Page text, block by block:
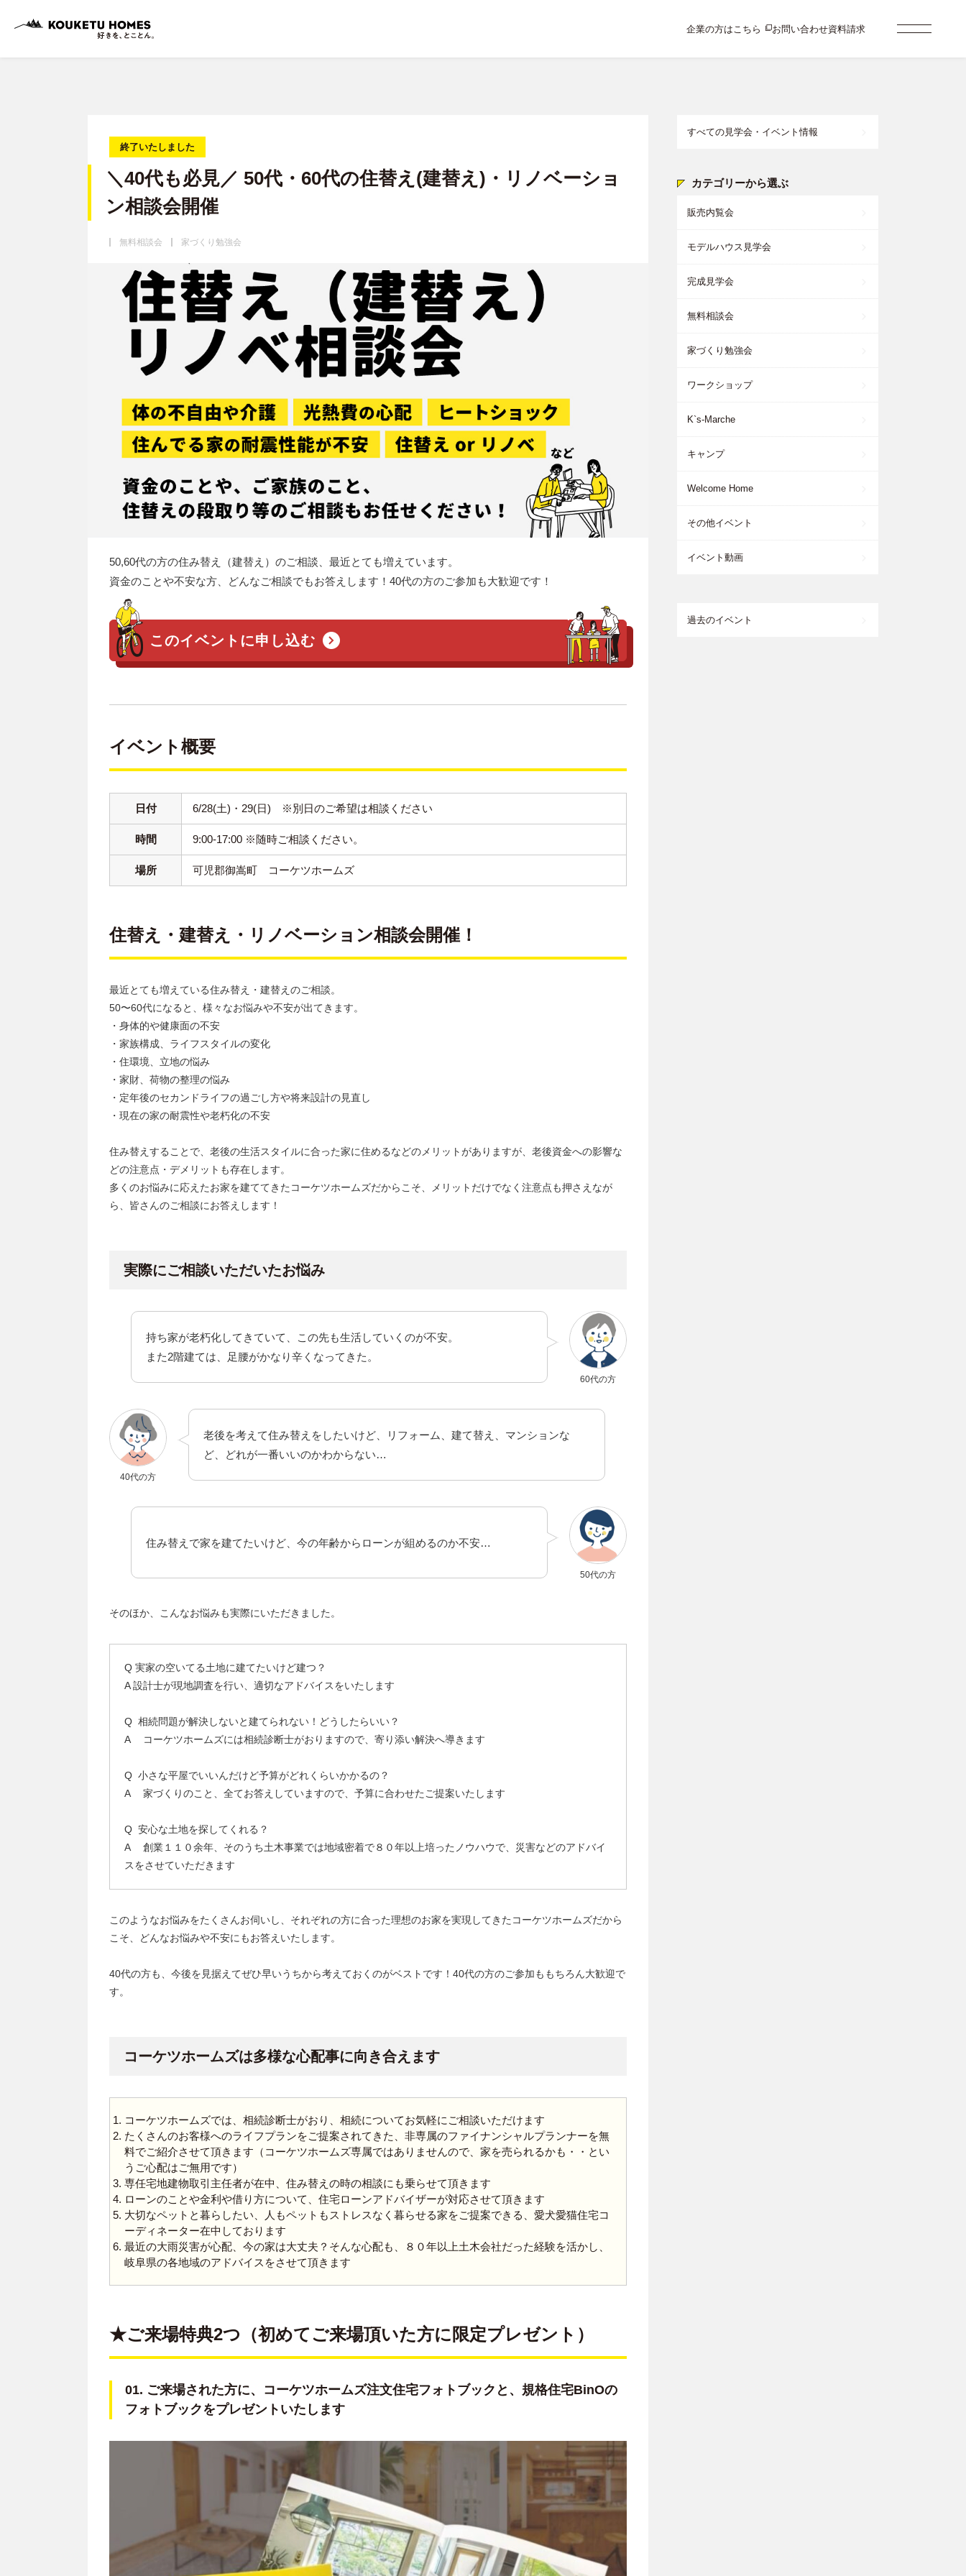
企業の方はこちら お問い合わせ資料請求
終了いたしました
＼40代も必見／ 50代・60代の住替え(建替え)・リノベーショ
ン相談会開催
無料相談会 家づくり勉強会
50,60代の方の住み替え（建替え）のご相談、最近とても増えています。
資金のことや不安な方、どんなご相談でもお答えします！40代の方のご参加も大歓迎です！
このイベントに申し込む
イベント概要
日付 6/28(土)・29(日) ※別日のご希望は相談ください
時間 9:00-17:00 ※随時ご相談ください。
場所 可児郡御嵩町 コーケツホームズ
住替え・建替え・リノベーション相談会開催！
最近とても増えている住み替え・建替えのご相談。
50〜60代になると、様々なお悩みや不安が出てきます。
・身体的や健康面の不安
・家族構成、ライフスタイルの変化
・住環境、立地の悩み
・家財、荷物の整理の悩み
・定年後のセカンドライフの過ごし方や将来設計の見直し
・現在の家の耐震性や老朽化の不安
住み替えすることで、老後の生活スタイルに合った家に住めるなどのメリットがありますが、老後資金への影響な
どの注意点・デメリットも存在します。
多くのお悩みに応えたお家を建ててきたコーケツホームズだからこそ、メリットだけでなく注意点も押さえなが
ら、皆さんのご相談にお答えします！
実際にご相談いただいたお悩み
60代の方
持ち家が老朽化してきていて、この先も生活していくのが不安。
また2階建ては、足腰がかなり辛くなってきた。
40代の方
老後を考えて住み替えをしたいけど、リフォーム、建て替え、マンションな
ど、どれが一番いいのかわからない…
50代の方
住み替えで家を建てたいけど、今の年齢からローンが組めるのか不安…
そのほか、こんなお悩みも実際にいただきました。
Q 実家の空いてる土地に建てたいけど建つ？
A 設計士が現地調査を行い、適切なアドバイスをいたします
Q 相続問題が解決しないと建てられない！どうしたらいい？
A コーケツホームズには相続診断士がおりますので、寄り添い解決へ導きます
Q 小さな平屋でいいんだけど予算がどれくらいかかるの？
A 家づくりのこと、全てお答えしていますので、予算に合わせたご提案いたします
Q 安心な土地を探してくれる？
A 創業１１０余年、そのうち土木事業では地域密着で８０年以上培ったノウハウで、災害などのアドバイ
スをさせていただきます
このようなお悩みをたくさんお伺いし、それぞれの方に合った理想のお家を実現してきたコーケツホームズだから
こそ、どんなお悩みや不安にもお答えいたします。
40代の方も、今後を見据えてぜひ早いうちから考えておくのがベストです！40代の方のご参加ももちろん大歓迎で
す。
コーケツホームズは多様な心配事に向き合えます
コーケツホームズでは、相続診断士がおり、相続についてお気軽にご相談いただけます
たくさんのお客様へのライフプランをご提案されてきた、非専属のファイナンシャルプランナーを無
料でご紹介させて頂きます（コーケツホームズ専属ではありませんので、家を売られるかも・・とい
うご心配はご無用です）
専任宅地建物取引主任者が在中、住み替えの時の相談にも乗らせて頂きます
ローンのことや金利や借り方について、住宅ローンアドバイザーが対応させて頂きます
大切なペットと暮らしたい、人もペットもストレスなく暮らせる家をご提案できる、愛犬愛猫住宅コ
ーディネーター在中しております
最近の大雨災害が心配、今の家は大丈夫？そんな心配も、８０年以上土木会社だった経験を活かし、
岐阜県の各地域のアドバイスをさせて頂きます
★ご来場特典2つ（初めてご来場頂いた方に限定プレゼント）
01. ご来場された方に、コーケツホームズ注文住宅フォトブックと、規格住宅BinOの
フォトブックをプレゼントいたします
すべての見学会・イベント情報
カテゴリーから選ぶ
販売内覧会
モデルハウス見学会
完成見学会
無料相談会
家づくり勉強会
ワークショップ
K`s-Marche
キャンプ
Welcome Home
その他イベント
イベント動画
過去のイベント